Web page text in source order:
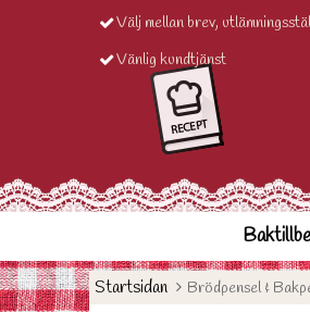
Välj mellan brev,
Vänlig kundtjänst
Startsidan Brödpensel &